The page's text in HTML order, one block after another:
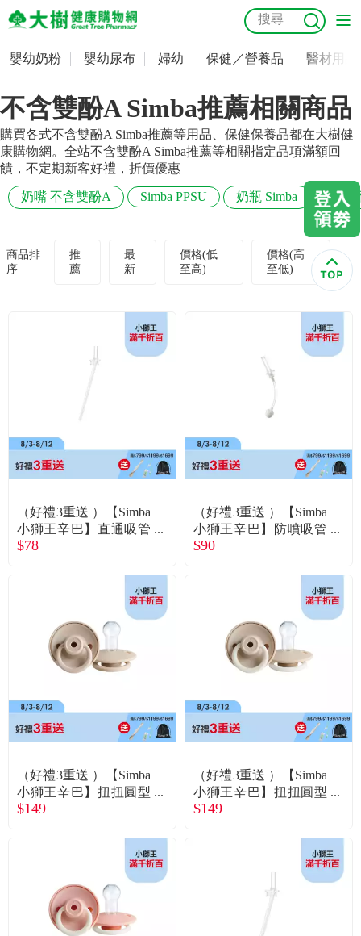
嬰幼奶粉
嬰幼尿布
婦幼
保健／營養品
食品／健康食補
名人嚴選
優惠活動
關於我們
購物流程
常見問題
折價券、紅利說明
抗菌 尿布 大樹獨家 益生菌 魚油 幼兒米餅 貓砂
奶瓶奶嘴
會員資料及密碼修改
常用收件人清單
訂單查詢
收藏清單
嬰幼奶粉 嬰幼尿布 婦幼 保健／營養品 醫材用品
不含雙酚A Simba推薦相關商品
購買各式不含雙酚A Simba推薦等用品、保健保養品都在大樹健
康購物網。全站不含雙酚A Simba推薦等相關指定品項滿額回
饋，不定期新客好禮，折價優惠
奶嘴 不含雙酚A Simba PPSU 奶瓶 Simba 奶瓶
商品排
序
推
薦
最
新
價格(低
至高)
價格(高
至低)
（好禮3重送 ）【Simba
小獅王辛巴】直通吸管
替換組(400ml專用)
$78
（好禮3重送 ）【Simba
小獅王辛巴】防噴吸管
替換組(300ml專用)
$90
（好禮3重送 ）【Simba
小獅王辛巴】扭扭圓型
安撫奶嘴（全齡）-鮮奶
$149
（好禮3重送 ）【Simba
小獅王辛巴】扭扭圓型
夜光安撫奶嘴（全齡）-
$149